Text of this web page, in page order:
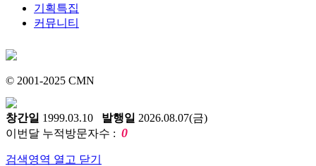
기획특집
커뮤니티
© 2001-2025 CMN
창간일 1999.03.10 발행일 2026.08.07(금)
이번달 누적방문자수 : 0
검색영역 열고 닫기